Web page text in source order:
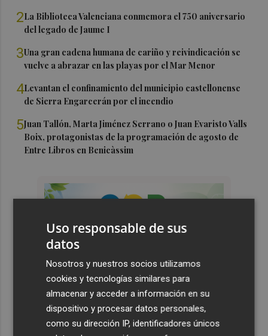
2La Biblioteca Valenciana conmemora el 750 aniversario
del legado de Jaume I
3Una gran cadena humana de cariño y reivindicación se
vuelve a abrazar en las playas por el Mar Menor
4Levantan el confinamiento del municipio castellonense
de Sierra Engarcerán por el incendio
5Juan Tallón, Marta Jiménez Serrano o Juan Evaristo Valls
Boix, protagonistas de la programación de agosto de
Entre Libros en Benicàssim
Uso responsable de sus
datos
Nosotros y nuestros socios utilizamos
cookies y tecnologías similares para
almacenar y acceder a información en su
dispositivo y procesar datos personales,
como su dirección IP, identificadores únicos